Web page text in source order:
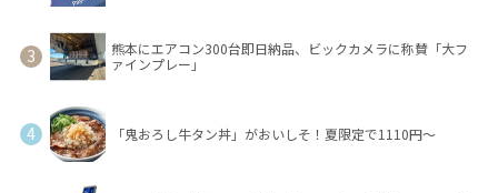
熊本にエアコン300台即日納品、ビックカメラに称賛「大フ
ァインプレー」
「鬼おろし牛タン丼」がおいしそ！夏限定で1110円～